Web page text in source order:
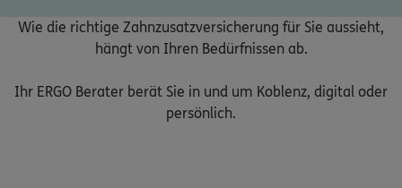
Wie die richtige Zahnzusatzversicherung für Sie aussieht,
hängt von Ihren Bedürfnissen ab.
Ihr ERGO Berater berät Sie in und um Koblenz, digital oder
persönlich.